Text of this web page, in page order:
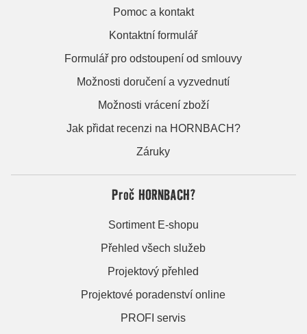
Pomoc a kontakt
Kontaktní formulář
Formulář pro odstoupení od smlouvy
Možnosti doručení a vyzvednutí
Možnosti vrácení zboží
Jak přidat recenzi na HORNBACH?
Záruky
Proč HORNBACH?
Sortiment E-shopu
Přehled všech služeb
Projektový přehled
Projektové poradenství online
PROFI servis